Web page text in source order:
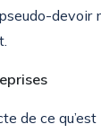
devoir
de ce qu’est